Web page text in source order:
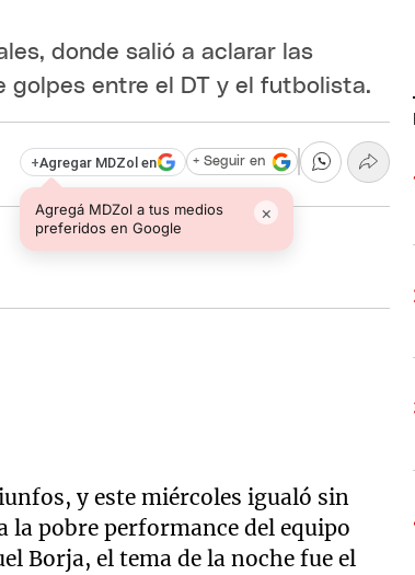
donde salió a aclarar las
golpes entre el DT y el futbolista.
+Agregar MDZol en
Agregá MDZol a tus medios
preferidos en Google
×
+ Seguir en
y este miércoles igualó sin
la pobre performance del equipo
Borja, el tema de la noche fue el